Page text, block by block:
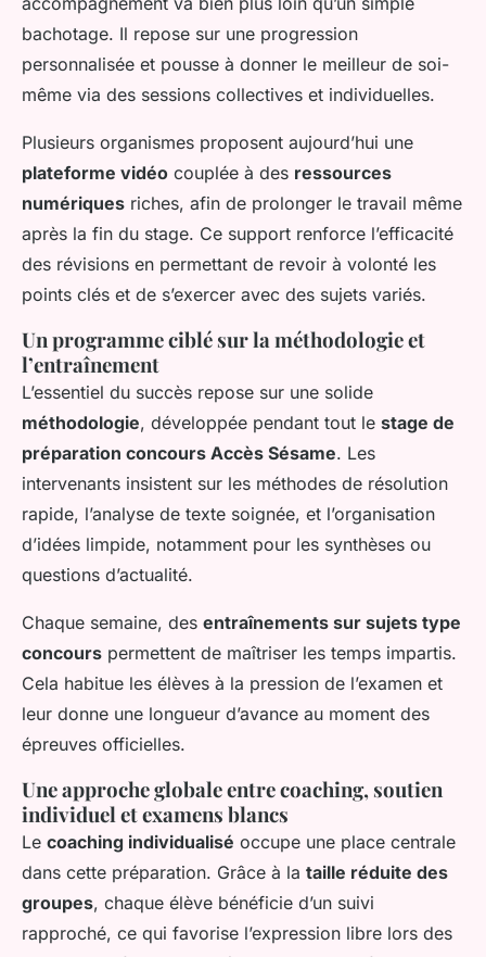
bachotage. Il repose sur une progression
personnalisée et pousse à donner le meilleur de soi-
même via des sessions collectives et individuelles.
Plusieurs organismes proposent aujourd’hui une
plateforme vidéo couplée à des ressources
numériques riches, afin de prolonger le travail même
après la fin du stage. Ce support renforce l’efficacité
des révisions en permettant de revoir à volonté les
points clés et de s’exercer avec des sujets variés.
Un programme ciblé sur la méthodologie et
l’entraînement
L’essentiel du succès repose sur une solide
méthodologie, développée pendant tout le stage de
préparation concours Accès Sésame. Les
intervenants insistent sur les méthodes de résolution
rapide, l’analyse de texte soignée, et l’organisation
d’idées limpide, notamment pour les synthèses ou
questions d’actualité.
Chaque semaine, des entraînements sur sujets type
concours permettent de maîtriser les temps impartis.
Cela habitue les élèves à la pression de l’examen et
leur donne une longueur d’avance au moment des
épreuves officielles.
Une approche globale entre coaching, soutien
individuel et examens blancs
Le coaching individualisé occupe une place centrale
dans cette préparation. Grâce à la taille réduite des
groupes, chaque élève bénéficie d’un suivi
rapproché, ce qui favorise l’expression libre lors des